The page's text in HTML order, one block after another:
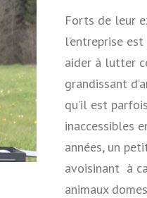
Forts de leur
l’entreprise
aider à lutter
grandissant
qu’il est
inaccessibles
années, un
avoisinant à
animaux